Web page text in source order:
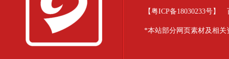
【粤ICP备18030233号】
*本站部分网页素材及相关